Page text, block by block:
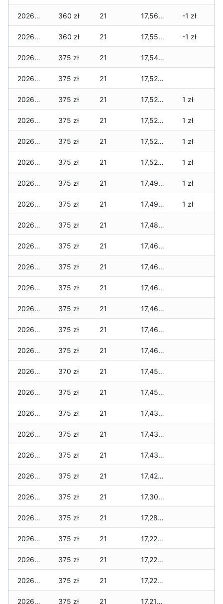
2026-06-26 360 zł 21 17,565 zł -1 zł
2026-06-25 360 zł 21 17,555 zł -1 zł
2026-06-24 375 zł 21 17,540 zł
2026-06-23 375 zł 21 17,525 zł
2026-06-22 375 zł 21 17,525 zł 1 zł
2026-06-21 375 zł 21 17,520 zł 1 zł
2026-06-20 375 zł 21 17,520 zł 1 zł
2026-06-19 375 zł 21 17,520 zł 1 zł
2026-06-18 375 zł 21 17,495 zł 1 zł
2026-06-17 375 zł 21 17,490 zł 1 zł
2026-06-16 375 zł 21 17,485 zł
2026-06-15 375 zł 21 17,460 zł
2026-06-14 375 zł 21 17,460 zł
2026-06-13 375 zł 21 17,460 zł
2026-06-12 375 zł 21 17,460 zł
2026-06-11 375 zł 21 17,460 zł
2026-06-10 375 zł 21 17,460 zł
2026-06-09 370 zł 21 17,455 zł
2026-06-07 375 zł 21 17,455 zł
2026-06-06 375 zł 21 17,430 zł
2026-06-05 375 zł 21 17,430 zł
2026-06-04 375 zł 21 17,430 zł
2026-06-03 375 zł 21 17,425 zł
2026-06-02 375 zł 21 17,305 zł
2026-06-01 375 zł 21 17,280 zł
2026-05-31 375 zł 21 17,225 zł
2026-05-30 375 zł 21 17,225 zł
2026-05-29 375 zł 21 17,225 zł
2026-05-28 375 zł 21 17,210 zł